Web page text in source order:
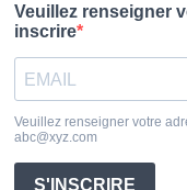
Au cœur de la
de vous
pour que vous soyez
beau métier qu’est
vous soyez des
accompagnements.